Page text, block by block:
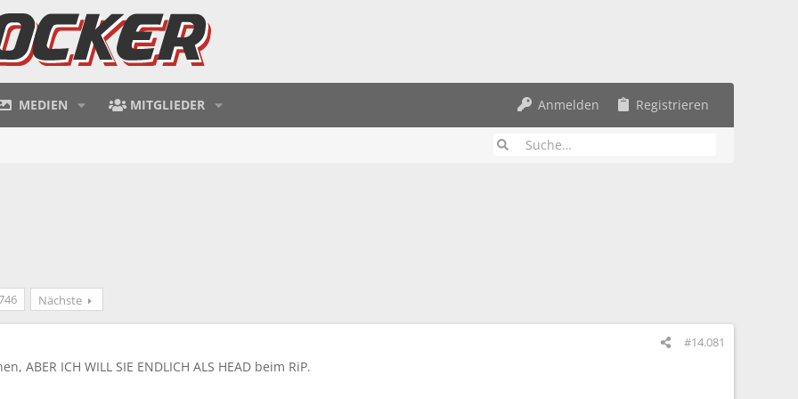
MEDIEN MITGLIEDER Anmelden Registrieren
Nächste
#14.081
ABER ICH WILL SIE ENDLICH ALS HEAD beim RiP.